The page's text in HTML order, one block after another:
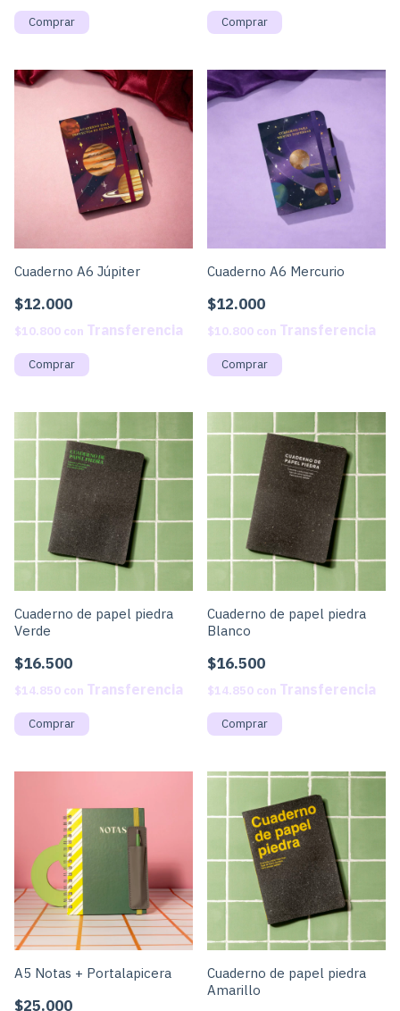
Cuaderno A6 Júpiter
$12.000
$10.800 con
Cuaderno A6 Mercurio
$12.000
$10.800 con
Cuaderno de papel piedra
Verde
$16.500
$14.850 con
Cuaderno de papel piedra
Blanco
$16.500
$14.850 con
A5 Notas + Portalapicera
$25.000
Cuaderno de papel piedra
Amarillo